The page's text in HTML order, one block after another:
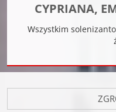
CYPRIANA,
Wszystkim